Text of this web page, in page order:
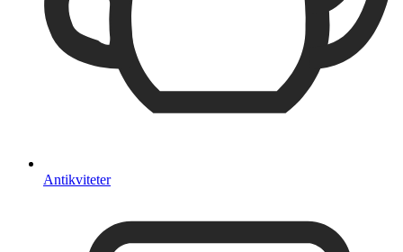
Antikviteter